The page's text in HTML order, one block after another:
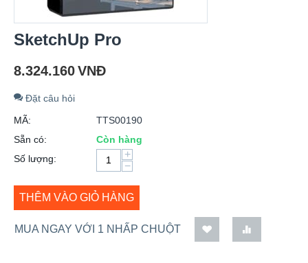
SketchUp Pro
8.324.160VNĐ
Đặt câu hỏi
MÃ:
TTS00190
Sẵn có:
Còn hàng
Số lượng:
+
−
THÊM VÀO GIỎ HÀNG
MUA NGAY VỚI 1 NHẤP CHUỘT